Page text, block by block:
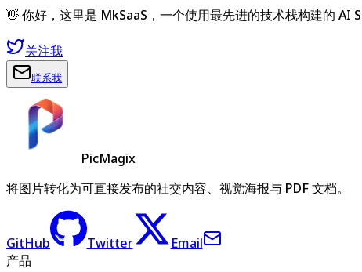
👋 你好，这里是 MkSaaS，一个使用最先进的技术栈构建的 AI
关注我
联系我
PicMagix
将图片转化为可直接发布的社交内容、视觉海报与 PDF 文档。
GitHub Twitter
Email
产品